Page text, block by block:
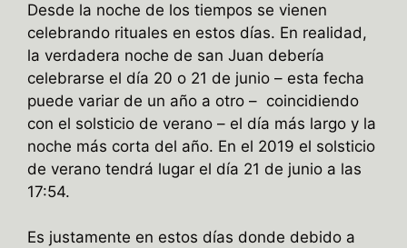
Desde la noche de los tiempos se vienen
celebrando rituales en estos días. En realidad,
la verdadera noche de san Juan debería
celebrarse el día 20 o 21 de junio – esta fecha
puede variar de un año a otro – coincidiendo
con el solsticio de verano – el día más largo y la
noche más corta del año. En el 2019 el solsticio
de verano tendrá lugar el día 21 de junio a las
17:54.
Es justamente en estos días donde debido a